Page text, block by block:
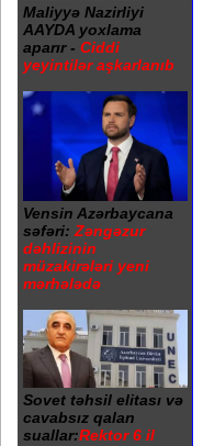
Maliyyə Nazirliyi
AAYDA yoxlama
aparır - Ciddi
yeyintilər aşkarlanıb
Vensin Azərbaycana
səfəri: Zəngəzur
dəhlizinin
müzakirələri yeni
mərhələdə
Sovet təhsil elitası və
cavabsız qalan
suallar:Rektor 6 il